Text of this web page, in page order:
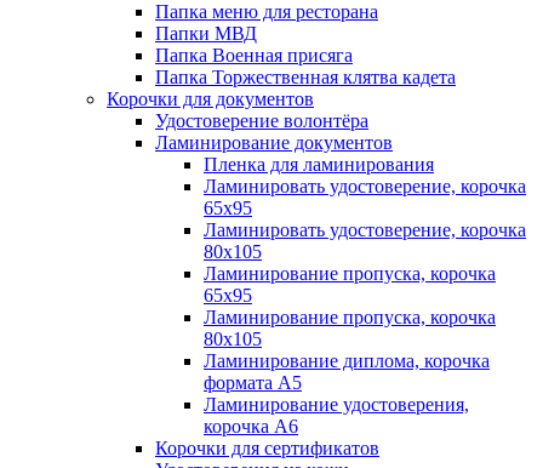
Папка меню для ресторана
Папки МВД
Папка Военная присяга
Папка Торжественная клятва кадета
Корочки для документов
Удостоверение волонтёра
Ламинирование документов
Пленка для ламинирования
Ламинировать удостоверение, корочка
65х95
Ламинировать удостоверение, корочка
80х105
Ламинирование пропуска, корочка
65х95
Ламинирование пропуска, корочка
80х105
Ламинирование диплома, корочка
формата А5
Ламинирование удостоверения,
корочка А6
Корочки для сертификатов